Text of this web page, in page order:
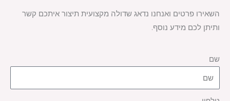
השאירו פרטים ואנחנו נדאג שדולה מקצועית תיצור איתכם קשר
ותיתן לכם מידע נוסף.
שם